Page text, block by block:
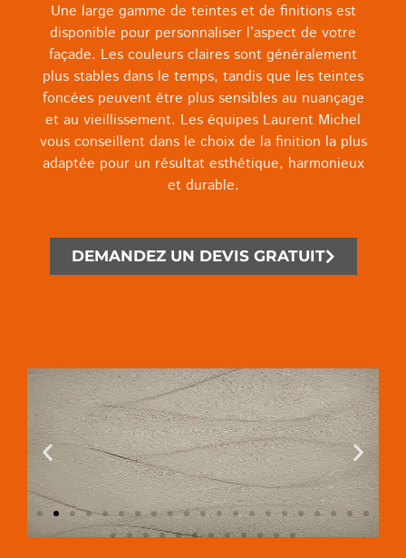
Une large gamme de teintes et de finitions est
disponible pour personnaliser l’aspect de votre
façade. Les couleurs claires sont généralement
plus stables dans le temps, tandis que les teintes
foncées peuvent être plus sensibles au nuançage
et au vieillissement. Les équipes Laurent Michel
vous conseillent dans le choix de la finition la plus
adaptée pour un résultat esthétique, harmonieux
et durable.
DEMANDEZ UN DEVIS GRATUIT